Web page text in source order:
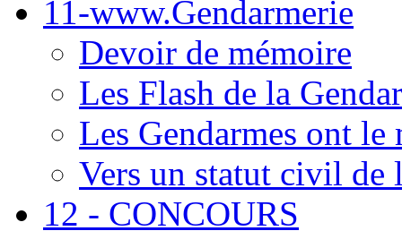
11-www.Gendarmerie
Devoir de mémoire
Les Flash de la
Les Gendarmes ont le
Vers un statut civil de
12 - CONCOURS